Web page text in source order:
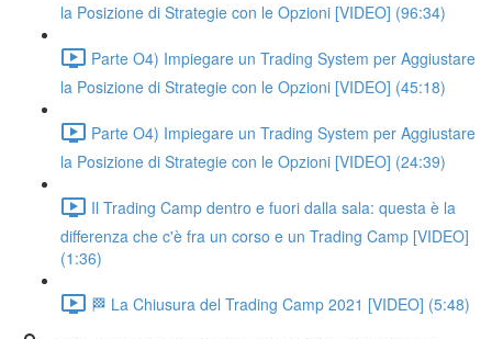
la Posizione di Strategie con le Opzioni [VIDEO] (96:34)
Parte O4) Impiegare un Trading System per Aggiustare
la Posizione di Strategie con le Opzioni [VIDEO] (45:18)
Parte O4) Impiegare un Trading System per Aggiustare
la Posizione di Strategie con le Opzioni [VIDEO] (24:39)
Il Trading Camp dentro e fuori dalla sala: questa è la
differenza che c'è fra un corso e un Trading Camp [VIDEO]
(1:36)
🏁 La Chiusura del Trading Camp 2021 [VIDEO] (5:48)